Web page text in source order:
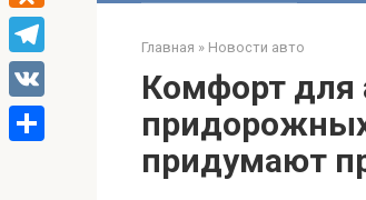
Главная » Новости авто
Комфорт для
придумают
Odnoklassniki
Telegram
VK